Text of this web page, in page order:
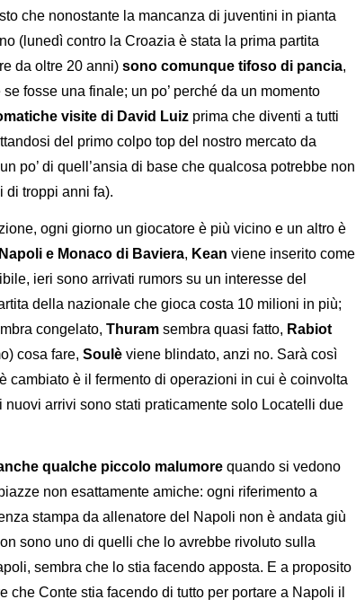
che nonostante la mancanza di juventini in pianta
(lunedì contro la Croazia è stata la prima partita
da oltre 20 anni) sono comunque tifoso di pancia,
fosse una finale; un po’ perché da un momento
visite di David Luiz prima che diventi a tutti
del primo colpo top del nostro mercato da
po’ di quell’ansia di base che qualcosa potrebbe non
di troppi anni fa).
ogni giorno un giocatore è più vicino e un altro è
e Monaco di Baviera, Kean viene inserito come
ieri sono arrivati rumors su un interesse del
della nazionale che gioca costa 10 milioni in più;
congelato, Thuram sembra quasi fatto, Rabiot
cosa fare, Soulè viene blindato, anzi no. Sarà così
cambiato è il fermento di operazioni in cui è coinvolta
nuovi arrivi sono stati praticamente solo Locatelli due
qualche piccolo malumore quando si vedono
non esattamente amiche: ogni riferimento a
stampa da allenatore del Napoli non è andata giù
sono uno di quelli che lo avrebbe rivoluto sulla
sembra che lo stia facendo apposta. E a proposito
che Conte stia facendo di tutto per portare a Napoli il